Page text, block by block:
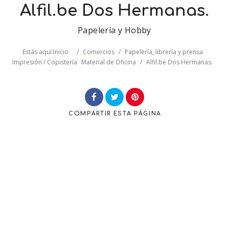
Alfil.be Dos Hermanas.
Papelería y Hobby
Estás aquí:Inicio / Comercios / Papelería, librería y prensa
Impresión / Copistería Material de Oficina / Alfil.be Dos Hermanas.
COMPARTIR ESTA PÁGINA